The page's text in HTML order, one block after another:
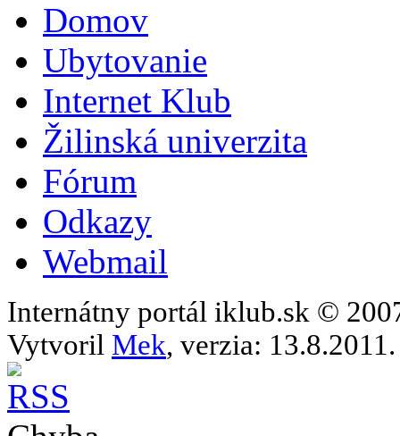
Domov
Ubytovanie
Internet Klub
Žilinská univerzita
Fórum
Odkazy
Webmail
Internátny portál iklub.sk ©
Vytvoril Mek, verzia: 13.8.2011.